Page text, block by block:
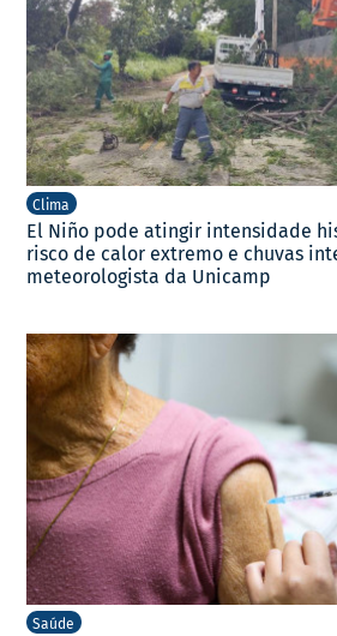
Clima
El Niño pode atingir intensidade
risco de calor extremo e chuvas
meteorologista da Unicamp
Saúde